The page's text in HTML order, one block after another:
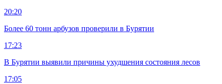
20:20
Более 60 тонн арбузов проверили в Бурятии
17:23
В Бурятии выявили причины ухудшения состояния лесов
17:05